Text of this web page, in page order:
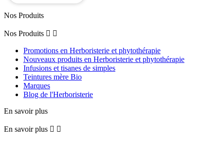
Nos Produits
Nos Produits  
Promotions en Herboristerie et phytothérapie
Nouveaux produits en Herboristerie et phytothérapie
Infusions et tisanes de simples
Teintures mère Bio
Marques
Blog de l'Herboristerie
En savoir plus
En savoir plus  